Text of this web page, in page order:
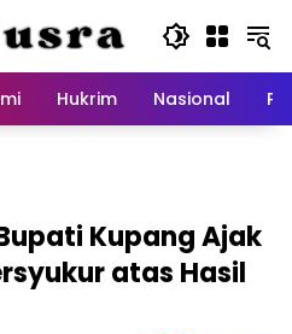
Hukrim Nasional
Kupang Ajak
atas Hasil